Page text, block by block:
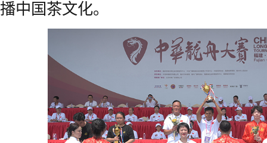
播中国茶文化。